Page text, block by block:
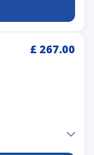
£ 267.00